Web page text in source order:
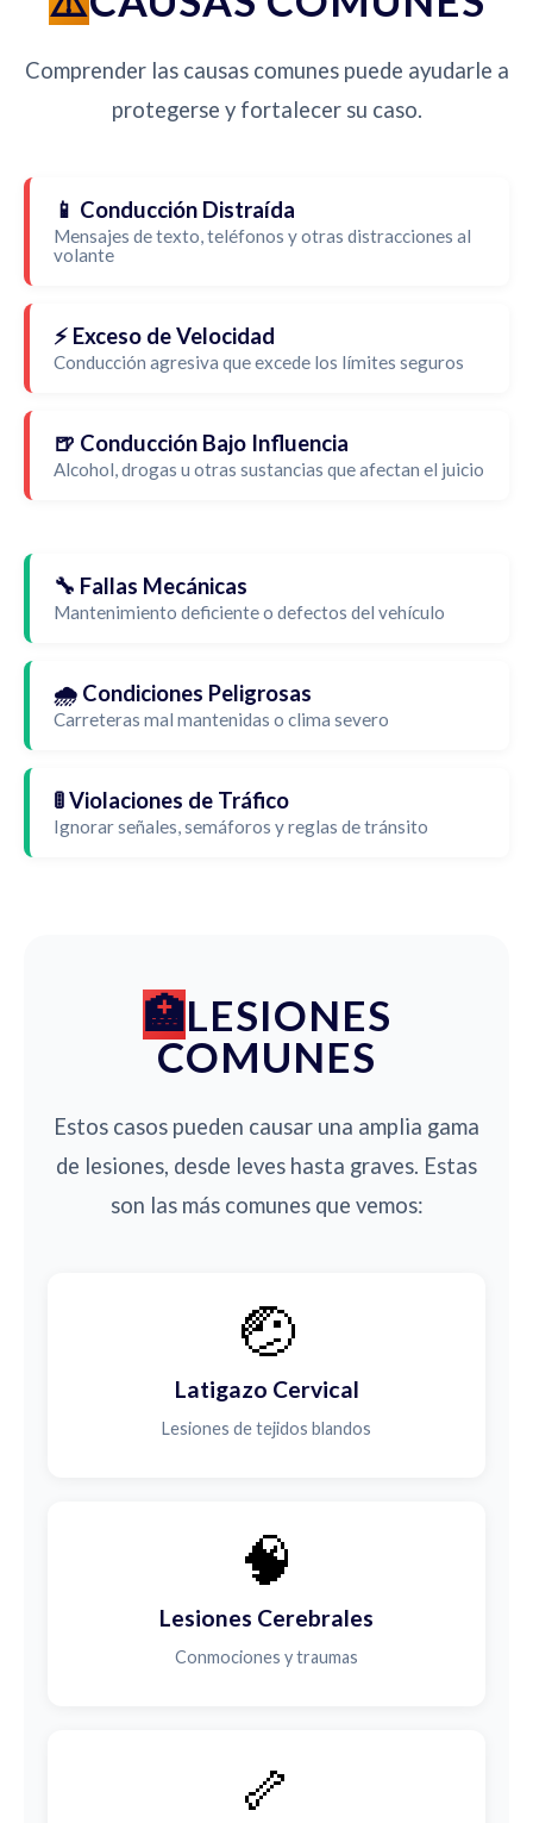
Comprender las causas comunes puede ayudarle a
protegerse y fortalecer su caso.
📱 Conducción Distraída
Mensajes de texto, teléfonos y otras distracciones al
volante
⚡ Exceso de Velocidad
Conducción agresiva que excede los límites seguros
🍺 Conducción Bajo Influencia
Alcohol, drogas u otras sustancias que afectan el juicio
🔧 Fallas Mecánicas
Mantenimiento deficiente o defectos del vehículo
🌧️ Condiciones Peligrosas
Carreteras mal mantenidas o clima severo
🚦 Violaciones de Tráfico
Ignorar señales, semáforos y reglas de tránsito
LESIONES
COMUNES
Estos casos pueden causar una amplia gama
de lesiones, desde leves hasta graves. Estas
son las más comunes que vemos:
🤕
Latigazo Cervical
Lesiones de tejidos blandos
🧠
Lesiones Cerebrales
Conmociones y traumas
🦴